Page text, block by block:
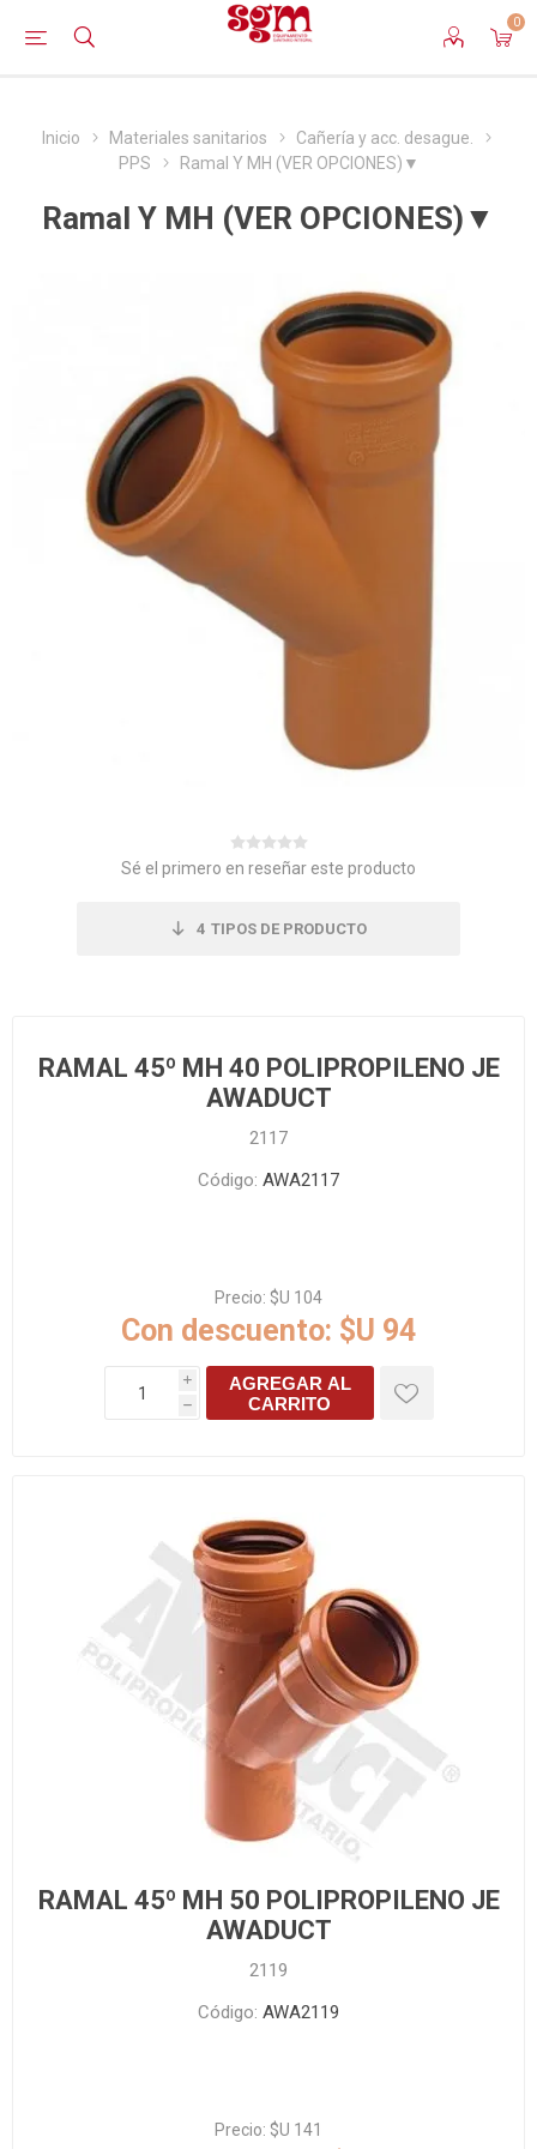
0
Inicio Materiales sanitarios
Cañería y acc. desague.
PPS
Ramal Y MH (VER OPCIONES)▼
Ramal Y MH (VER OPCIONES)▼
Sé el primero en reseñar este producto
4 TIPOS DE PRODUCTO
RAMAL 45º MH 40 POLIPROPILENO JE
AWADUCT
2117
Código: AWA2117
Precio: $U 104
Con descuento: $U 94
i
h
AGREGAR AL
CARRITO
RAMAL 45º MH 50 POLIPROPILENO JE
AWADUCT
2119
Código: AWA2119
Precio: $U 141